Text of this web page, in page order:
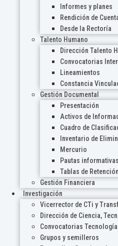
Informes y planes
Rendición de
Desde la Rectoría
Talento Humano
Dirección Talento
Convocatorias
Lineamientos
Constancia
Gestión Documental
Presentación
Activos de
Cuadro de
Inventario de
Mercurio
Pautas informativas
Tablas de Retención
Gestión Financiera
Investigación
Vicerrector de CTi y
Dirección de Ciencia,
Convocatorias
Grupos y semilleros